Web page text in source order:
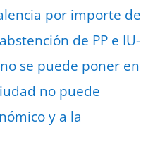
por importe de
de PP e IU-
se puede poner en
no puede
y a la